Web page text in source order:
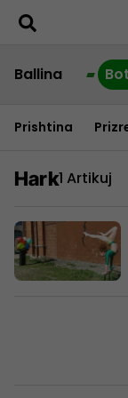
Ballina
Prishtina
Hark1 Artikuj